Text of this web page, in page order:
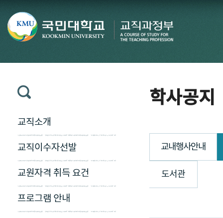
교직소개
교직이수자선발
교원자격 취득 요건
프로그램 안내
학사공지
교내행사안내
도서관